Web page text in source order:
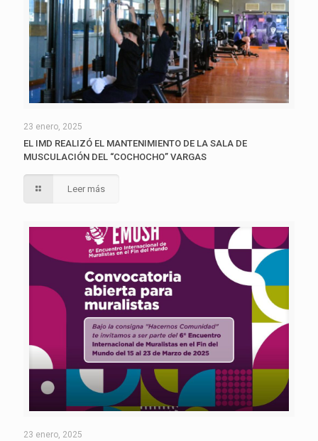
23 enero, 2025
EL IMD REALIZÓ EL MANTENIMIENTO DE LA SALA DE
MUSCULACIÓN DEL “COCHOCHO” VARGAS
Leer más
23 enero, 2025